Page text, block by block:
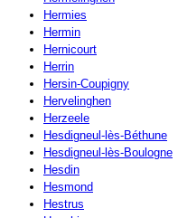
Hermies
Hermin
Hernicourt
Herrin
Hersin-Coupigny
Hervelinghen
Herzeele
Hesdigneul-lès-Béthune
Hesdigneul-lès-Boulogne
Hesdin
Hesmond
Hestrus